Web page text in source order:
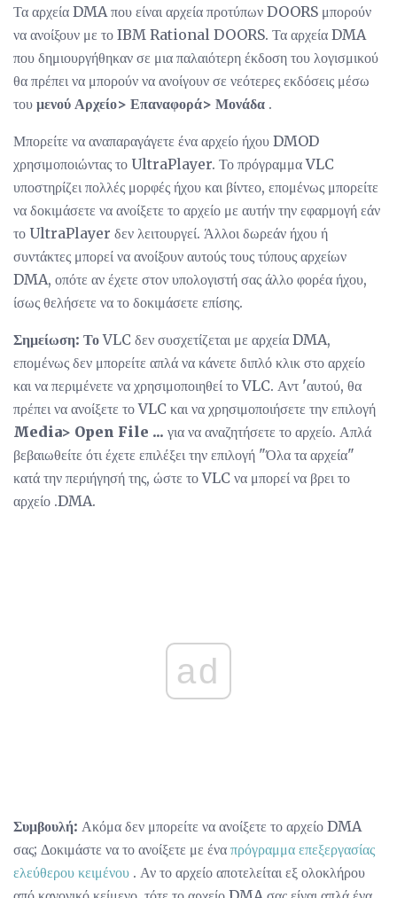
Τα αρχεία DMA που είναι αρχεία προτύπων DOORS μπορούν
να ανοίξουν με το IBM Rational DOORS. Τα αρχεία DMA
που δημιουργήθηκαν σε μια παλαιότερη έκδοση του λογισμικού
θα πρέπει να μπορούν να ανοίγουν σε νεότερες εκδόσεις μέσω
του μενού Αρχείο> Επαναφορά> Μονάδα .
Μπορείτε να αναπαραγάγετε ένα αρχείο ήχου DMOD
χρησιμοποιώντας το UltraPlayer. Το πρόγραμμα VLC
υποστηρίζει πολλές μορφές ήχου και βίντεο, επομένως μπορείτε
να δοκιμάσετε να ανοίξετε το αρχείο με αυτήν την εφαρμογή εάν
το UltraPlayer δεν λειτουργεί. Άλλοι δωρεάν ήχου ή
συντάκτες μπορεί να ανοίξουν αυτούς τους τύπους αρχείων
DMA, οπότε αν έχετε στον υπολογιστή σας άλλο φορέα ήχου,
ίσως θελήσετε να το δοκιμάσετε επίσης.
Σημείωση: ΤοVLC δεν συσχετίζεται με αρχεία DMA,
επομένως δεν μπορείτε απλά να κάνετε διπλό κλικ στο αρχείο
και να περιμένετε να χρησιμοποιηθεί το VLC. Αντ 'αυτού, θα
πρέπει να ανοίξετε το VLC και να χρησιμοποιήσετε την επιλογή
Media> Open File ... για να αναζητήσετε το αρχείο. Απλά
βεβαιωθείτε ότι έχετε επιλέξει την επιλογή "Όλα τα αρχεία"
κατά την περιήγησή της, ώστε το VLC να μπορεί να βρει το
αρχείο .DMA.
ad
Συμβουλή: Ακόμα δεν μπορείτε να ανοίξετε το αρχείο DMA
σας; Δοκιμάστε να το ανοίξετε με ένα πρόγραμμα επεξεργασίας
ελεύθερου κειμένου . Αν το αρχείο αποτελείται εξ ολοκλήρου